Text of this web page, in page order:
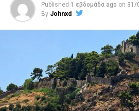
Published 1 εβδομάδα ago on 31/
By Johnxd